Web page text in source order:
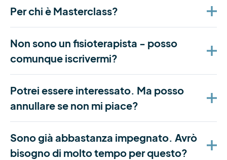
Per chi è Masterclass?
Non sono un fisioterapista - posso
comunque iscrivermi?
Potrei essere interessato. Ma posso
annullare se non mi piace?
Sono già abbastanza impegnato. Avrò
bisogno di molto tempo per questo?